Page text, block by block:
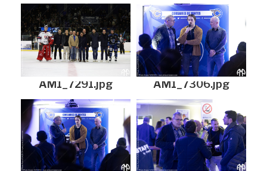
AM1_7291.jpg AM1_7306.jpg